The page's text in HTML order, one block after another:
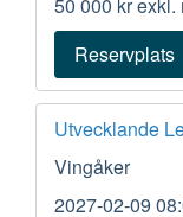
Reservplats
Utvecklande
Vingåker
2027-02-09